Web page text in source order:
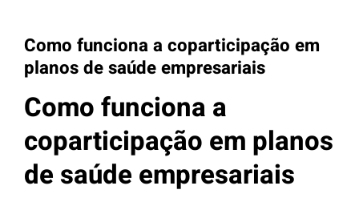
Como funciona a coparticipação em
planos de saúde empresariais
Como funciona a
coparticipação em planos
de saúde empresariais